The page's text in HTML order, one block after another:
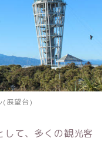
(展望台)
て、多くの観光客